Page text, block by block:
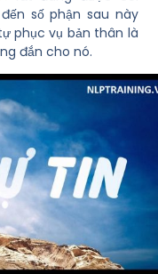
số phận sau này
phục vụ bản thân là
đắn cho nó.